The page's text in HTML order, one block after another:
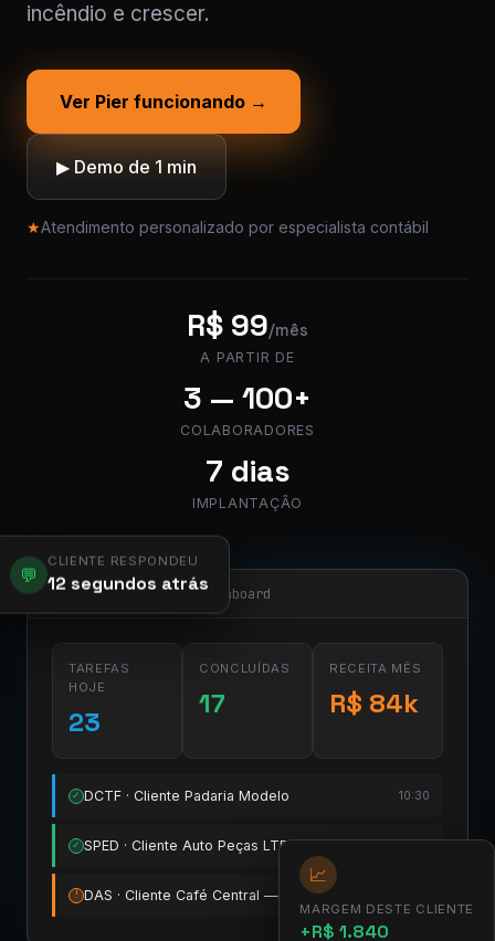
incêndio e crescer.
Ver Pier funcionando →
▶ Demo de 1 min
★Atendimento personalizado por especialista contábil
R$ 99/mês
A PARTIR DE
3 — 100+
COLABORADORES
7 dias
IMPLANTAÇÃO
💬
CLIENTE RESPONDEU
12 segundos atrás
app.pier.mobi/dashboard
TAREFAS
HOJE
23
CONCLUÍDAS
17
RECEITA MÊS
R$ 84k
✓ DCTF · Cliente Padaria Modelo 10:30
✓ SPED · Cliente Auto Peças LTDA 11:15
! DAS · Cliente Café Central — vence amanhã
📈
MARGEM DESTE CLIENTE
+R$ 1.840